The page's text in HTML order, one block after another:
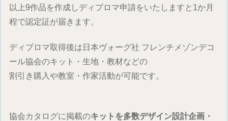
以上9作品を作成しディプロマ申請をいたしますと1か月
程で認定証が届きます。
ディプロマ取得後は日本ヴォーグ社 フレンチメゾンデコ
ール協会のキット・生地・教材などの
割引き購入や教室・作家活動が可能です。
協会カタログに掲載のキットを多数デザイン設計企画・